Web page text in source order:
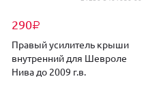
290₽
Правый усилитель крыши
внутренний для Шевроле
Нива до 2009 г.в.